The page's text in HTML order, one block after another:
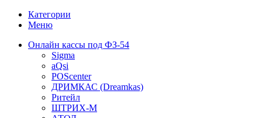
Категории
Меню
Онлайн кассы под ФЗ-54
Sigma
aQsi
POScenter
ДРИМКАС (Dreamkas)
Ритейл
ШТРИХ-М